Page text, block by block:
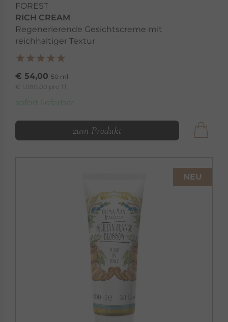
FOREST
RICH CREAM
Regenerierende Gesichtscreme mit
reichhaltiger Textur
€ 54,00 50 ml
€ 1.080,00 pro 1 l
sofort lieferbar
zum Produkt
NEU